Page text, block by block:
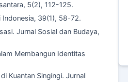
5(2), 112-125.
Indonesia, 39(1), 58-72.
Jurnal Sosial dan Budaya,
Membangun Identitas
Kuantan Singingi. Jurnal